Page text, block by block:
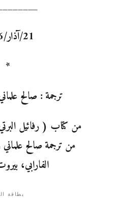
21/آذار/1976
*
ترجمة : صالح
من كتاب ( رفائيل
من ترجمة صالح
الفارابي، بيروت ـ
بطاقة